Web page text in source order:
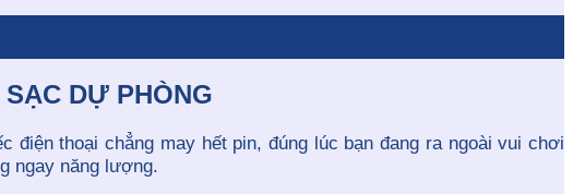
DỰ PHÒNG
điện thoại chẳng may hết pin, đúng lúc bạn đang ra ngoài vui chơi
ngay năng lượng.